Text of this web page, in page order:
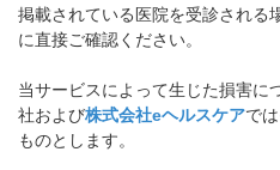
掲載されている医院を受診される
に直接ご確認ください。
当サービスによって生じた損害に
社および株式会社eヘルスケアで
ものとします。